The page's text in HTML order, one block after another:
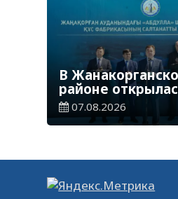
В
районе
птицефабрика
07.08.2026